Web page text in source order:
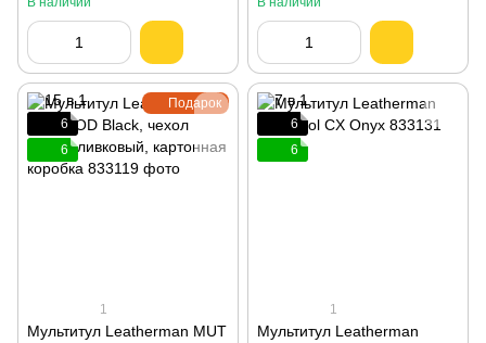
Подарок
6
6
1
Мультитул Leatherman MUT
6
6
1
Мультитул Leatherman